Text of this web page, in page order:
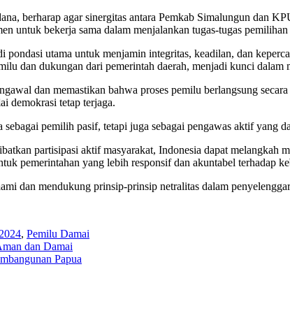
berharap agar sinergitas antara Pemkab Simalungun dan
untuk bekerja sama dalam menjalankan tugas-tugas
utama untuk menjamin integritas, keadilan, dan
dan dukungan dari pemerintah daerah, menjadi kunci
dan memastikan bahwa proses pemilu berlangsung
demokrasi tetap terjaga.
pemilih pasif, tetapi juga sebagai pengawas aktif yang
partisipasi aktif masyarakat, Indonesia dapat
pemerintahan yang lebih responsif dan akuntabel terhadap
dan mendukung prinsip-prinsip netralitas dalam
, Pemilu Damai
dan Damai
Papua